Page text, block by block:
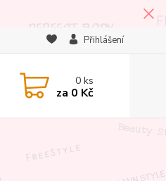
Přihlášení
0ks
za 0 Kč